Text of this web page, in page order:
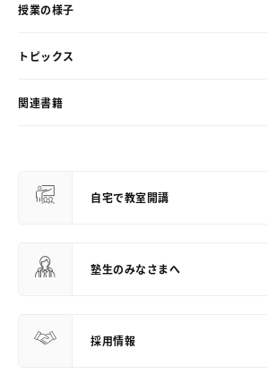
授業の様子
トピックス
関連書籍
自宅で教室開講
塾生のみなさまへ
採用情報